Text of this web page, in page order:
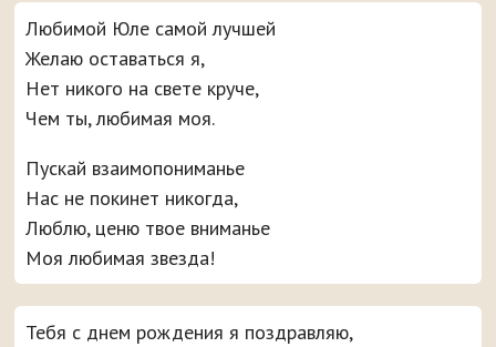
Любимой Юле самой лучшей
Желаю оставаться я,
Нет никого на свете круче,
Чем ты, любимая моя.
Пускай взаимопониманье
Нас не покинет никогда,
Люблю, ценю твое вниманье
Моя любимая звезда!
Тебя с днем рождения я поздравляю,